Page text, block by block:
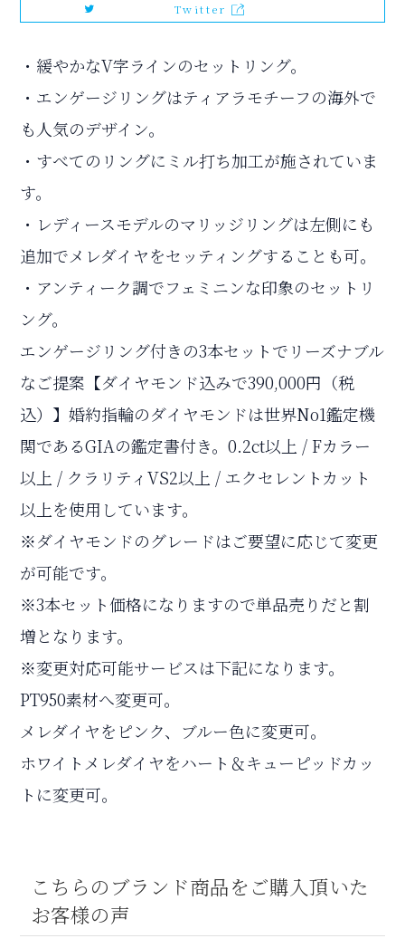
Twitter
・緩やかなV字ラインのセットリング。
・エンゲージリングはティアラモチーフの海外で
も人気のデザイン。
・すべてのリングにミル打ち加工が施されていま
す。
・レディースモデルのマリッジリングは左側にも
追加でメレダイヤをセッティングすることも可。
・アンティーク調でフェミニンな印象のセットリ
ング。
エンゲージリング付きの3本セットでリーズナブル
なご提案【ダイヤモンド込みで390,000円（税
込）】婚約指輪のダイヤモンドは世界No1鑑定機
関であるGIAの鑑定書付き。0.2ct以上 / Fカラー
以上 / クラリティVS2以上 / エクセレントカット
以上を使用しています。
※ダイヤモンドのグレードはご要望に応じて変更
が可能です。
※3本セット価格になりますので単品売りだと割
増となります。
※変更対応可能サービスは下記になります。
PT950素材へ変更可。
メレダイヤをピンク、ブルー色に変更可。
ホワイトメレダイヤをハート＆キューピッドカッ
トに変更可。
こちらのブランド商品をご購入頂いた
お客様の声